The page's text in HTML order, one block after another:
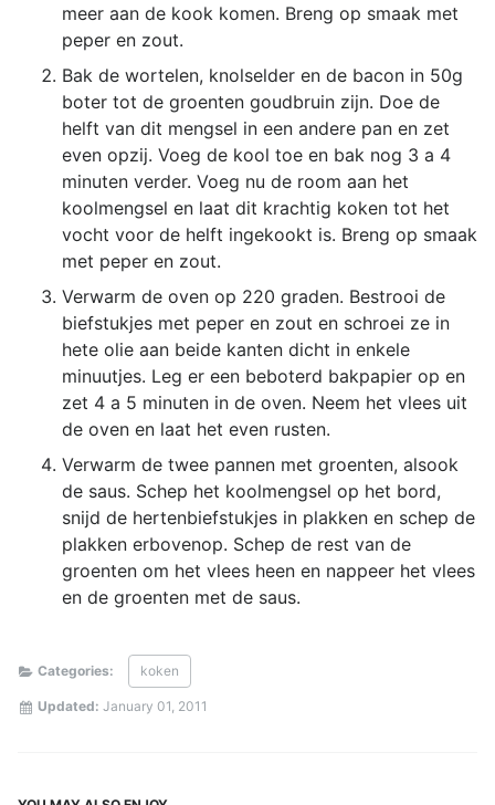
meer aan de kook komen. Breng op smaak met
peper en zout.
Bak de wortelen, knolselder en de bacon in 50g
boter tot de groenten goudbruin zijn. Doe de
helft van dit mengsel in een andere pan en zet
even opzij. Voeg de kool toe en bak nog 3 a 4
minuten verder. Voeg nu de room aan het
koolmengsel en laat dit krachtig koken tot het
vocht voor de helft ingekookt is. Breng op smaak
met peper en zout.
Verwarm de oven op 220 graden. Bestrooi de
biefstukjes met peper en zout en schroei ze in
hete olie aan beide kanten dicht in enkele
minuutjes. Leg er een beboterd bakpapier op en
zet 4 a 5 minuten in de oven. Neem het vlees uit
de oven en laat het even rusten.
Verwarm de twee pannen met groenten, alsook
de saus. Schep het koolmengsel op het bord,
snijd de hertenbiefstukjes in plakken en schep de
plakken erbovenop. Schep de rest van de
groenten om het vlees heen en nappeer het vlees
en de groenten met de saus.
Categories: koken
Updated: January 01, 2011